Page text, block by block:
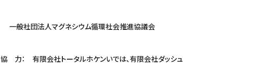
一般社団法人マグネシウム循環社会推進協議会
協 力： 有限会社トータルホケンいでは、有限会社ダッシュ